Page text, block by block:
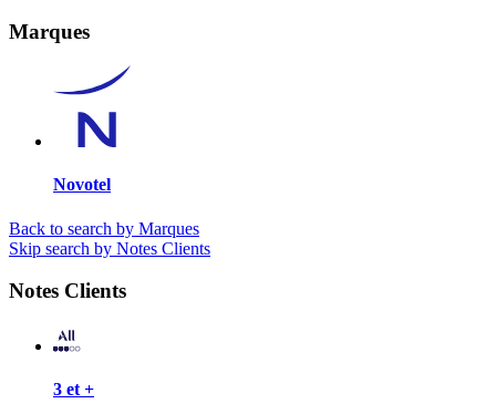
Marques
Novotel
Back to search by Marques
Skip search by Notes Clients
Notes Clients
3 et +